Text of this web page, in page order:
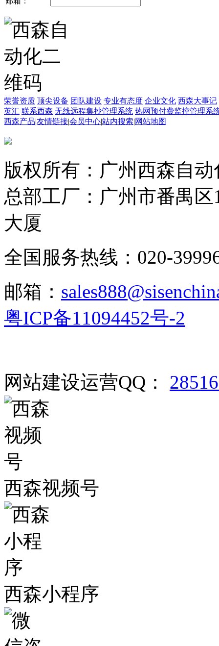
荣誉资质 顶尖设备 团队建设 专业有态度 企业文化 西森大事记
英汇 联系西森 无线远程集抄管理系统 热网预付费监控管理系
西森产品|友情链接|会员中心|站内搜索|网站地图
版权所有：广州西森自
总部工厂：广州市番禺
大厦
全国服务热线：020-
邮箱：
粤ICP备11094452号-2
网站建设运营QQ：
西森视频号
西森小程序